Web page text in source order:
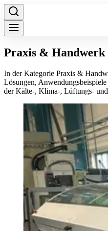
Praxis & Handwerk
In der Kategorie Praxis &
Lösungen,
der Kälte-, Klima-, Lüftungs-